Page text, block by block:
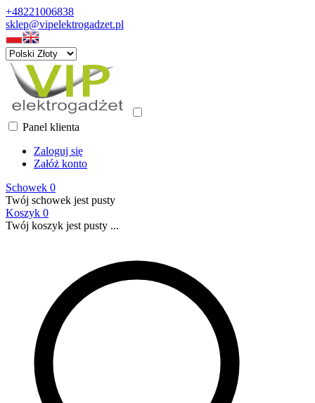
+48221006838
sklep@vipelektrogadzet.pl
Panel klienta
Zaloguj się
Załóż konto
Schowek 0
Twój schowek jest pusty
Koszyk 0
Twój koszyk jest pusty ...